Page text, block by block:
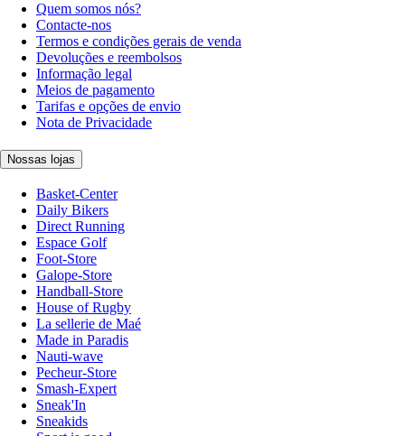
Quem somos nós?
Contacte-nos
Termos e condições gerais de venda
Devoluções e reembolsos
Informação legal
Meios de pagamento
Tarifas e opções de envio
Nota de Privacidade
Nossas lojas
Basket-Center
Daily Bikers
Direct Running
Espace Golf
Foot-Store
Galope-Store
Handball-Store
House of Rugby
La sellerie de Maé
Made in Paradis
Nauti-wave
Pecheur-Store
Smash-Expert
Sneak'In
Sneakids